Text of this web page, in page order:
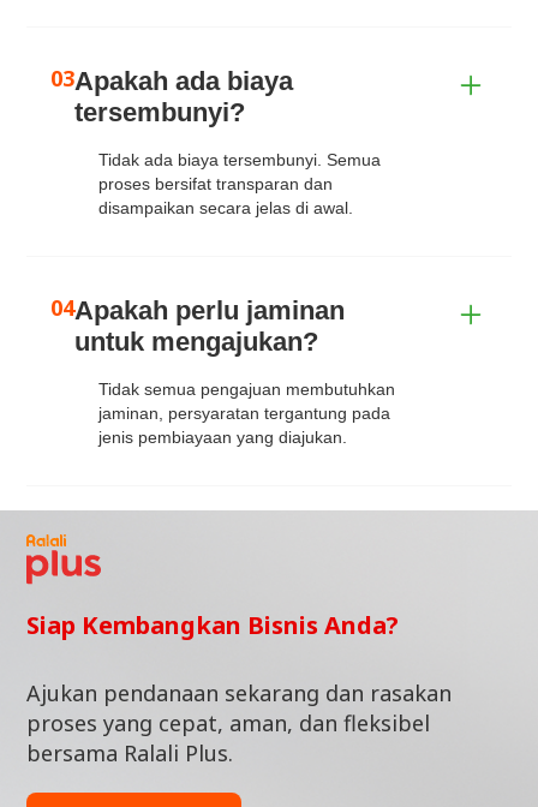
03Apakah ada biaya
tersembunyi?
Tidak ada biaya tersembunyi. Semua
proses bersifat transparan dan
disampaikan secara jelas di awal.
04Apakah perlu jaminan
untuk mengajukan?
Tidak semua pengajuan membutuhkan
jaminan, persyaratan tergantung pada
jenis pembiayaan yang diajukan.
Siap Kembangkan Bisnis Anda?
Ajukan pendanaan sekarang dan rasakan
proses yang cepat, aman, dan fleksibel
bersama Ralali Plus.